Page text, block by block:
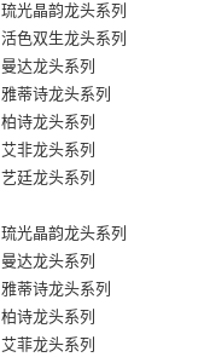
琉光晶韵龙头系列
活色双生龙头系列
曼达龙头系列
雅蒂诗龙头系列
柏诗龙头系列
艾非龙头系列
艺廷龙头系列
琉光晶韵龙头系列
曼达龙头系列
雅蒂诗龙头系列
柏诗龙头系列
艾菲龙头系列